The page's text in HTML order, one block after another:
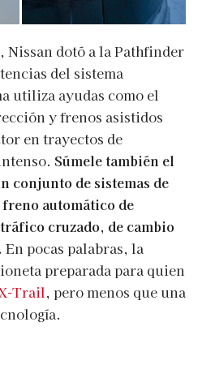
Nissan dotó a la Pathfinder
del sistema
utiliza ayudas como el
y frenos asistidos
en trayectos de
Súmele también el
conjunto de sistemas de
automático de
cruzado, de cambio
En pocas palabras, la
preparada para quien
Trail, pero menos que una